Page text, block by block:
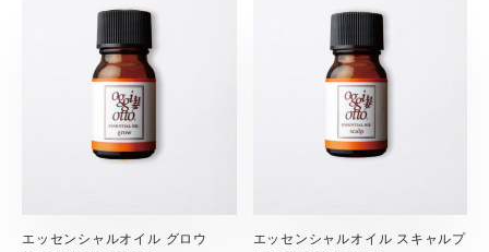
エッセンシャルオイル グロウ エッセンシャルオイル スキャルプ